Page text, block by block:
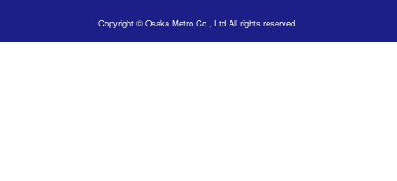
Copyright © Osaka Metro Co., Ltd All rights reserved.